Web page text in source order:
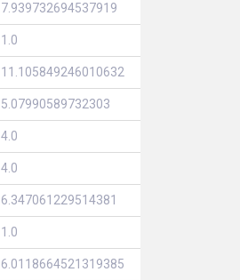
7.939732694537919
1.0
11.105849246010632
5.07990589732303
4.0
4.0
6.347061229514381
1.0
6.0118664521319385